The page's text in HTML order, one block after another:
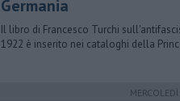
Germania
Il libro di Francesco Turchi
1922 è inserito nei cataloghi della
MERCOLEDÌ